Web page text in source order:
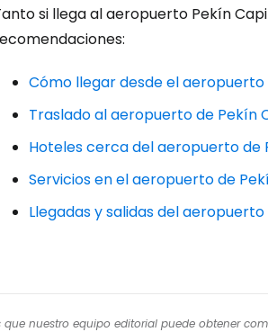
si llega al aeropuerto Pekín
Cómo llegar desde el
Traslado al aeropuerto de Pekín
Hoteles cerca del aeropuerto de
Servicios en el aeropuerto de
Llegadas y salidas del
nuestro equipo editorial puede obtener